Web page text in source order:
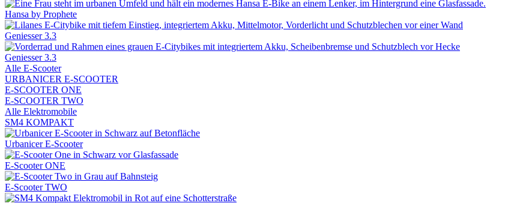
Hansa by Prophete
Geniesser 3.3
Geniesser 3.3
Alle E-Scooter
URBANICER E-SCOOTER
E-SCOOTER ONE
E-SCOOTER TWO
Alle Elektromobile
SM4 KOMPAKT
Urbanicer E-Scooter
E-Scooter ONE
E-Scooter TWO